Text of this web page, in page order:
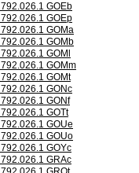
792.026.1 GOEb
792.026.1 GOEp
792.026.1 GOMa
792.026.1 GOMb
792.026.1 GOMl
792.026.1 GOMm
792.026.1 GOMt
792.026.1 GONc
792.026.1 GONf
792.026.1 GOTt
792.026.1 GOUe
792.026.1 GOUo
792.026.1 GOYc
792.026.1 GRAc